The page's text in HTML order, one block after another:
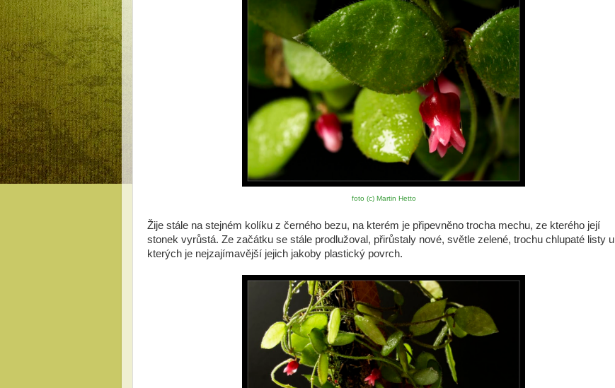
foto (c) Martin Hetto
Žije stále na stejném kolíku z černého bezu, na kterém je připevněno trocha mechu, ze kterého její
stonek vyrůstá. Ze začátku se stále prodlužoval, přirůstaly nové, světle zelené, trochu chlupaté listy u
kterých je nejzajímavější jejich jakoby plastický povrch.